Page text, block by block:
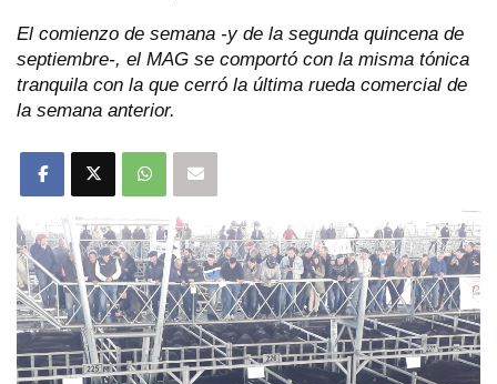
El comienzo de semana -y de la segunda quincena de
septiembre-, el MAG se comportó con la misma tónica
tranquila con la que cerró la última rueda comercial de
la semana anterior.